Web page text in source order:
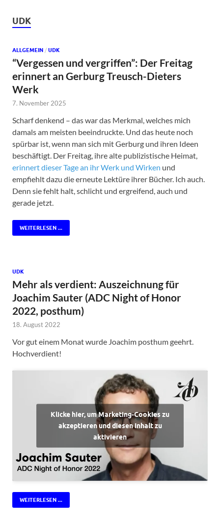
UDK
ALLGEMEIN / UDK
“Vergessen und vergriffen”: Der Freitag
erinnert an Gerburg Treusch-Dieters
Werk
7. November 2025
Scharf denkend – das war das Merkmal, welches mich
damals am meisten beeindruckte. Und das heute noch
spürbar ist, wenn man sich mit Gerburg und ihren Ideen
beschäftigt. Der Freitag, ihre alte publizistische Heimat,
erinnert dieser Tage an ihr Werk und Wirken und
empfiehlt dazu die erneute Lektüre ihrer Bücher. Ich auch.
Denn sie fehlt halt, schlicht und ergreifend, auch und
gerade jetzt.
WEITERLESEN ...
UDK
Mehr als verdient: Auszeichnung für
Joachim Sauter (ADC Night of Honor
2022, posthum)
18. August 2022
Vor gut einem Monat wurde Joachim posthum geehrt.
Hochverdient!
Klicke hier, um Marketing-Cookies zu
akzeptieren und diesen Inhalt zu
aktivieren
WEITERLESEN ...